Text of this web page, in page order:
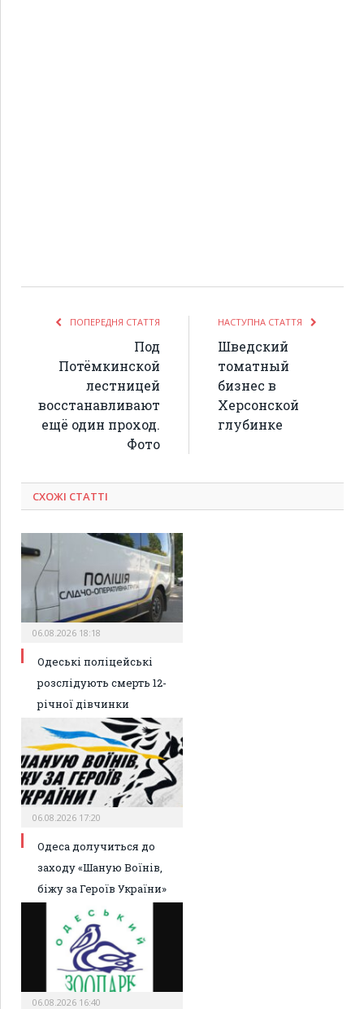
ПОПЕРЕДНЯ СТАТТЯ
Под
Потёмкинской
лестницей
восстанавливают
ещё один проход.
Фото
НАСТУПНА СТАТТЯ
Шведский
томатный
бизнес в
Херсонской
глубинке
СХОЖІ СТАТТІ
06.08.2026 18:18
Одеські поліцейські
розслідують смерть 12-
річної дівчинки
06.08.2026 17:20
Одеса долучиться до
заходу «Шаную Воїнів,
біжу за Героїв України»
06.08.2026 16:40